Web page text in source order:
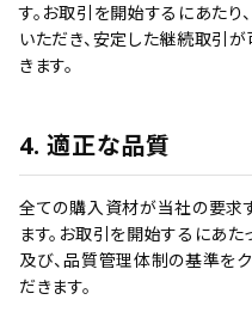
す。お取引を開始するにあた
いただき、安定した継続取引
きます。
4. 適正な品質
全ての購入資材が当社の要求
ます。お取引を開始するにあ
及び、品質管理体制の基準を
だきます。